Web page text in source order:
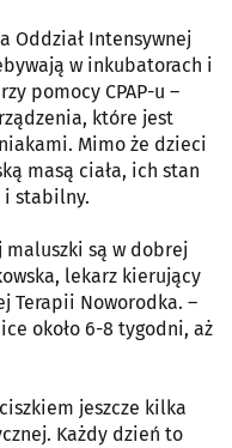
Oddział Intensywnej
w inkubatorach i
pomocy CPAP-u –
które jest
Mimo że dzieci
masą ciała, ich stan
i stabilny.
maluszki są w dobrej
lekarz kierujący
Terapii Noworodka. –
około 6-8 tygodni, aż
jeszcze kilka
Każdy dzień to